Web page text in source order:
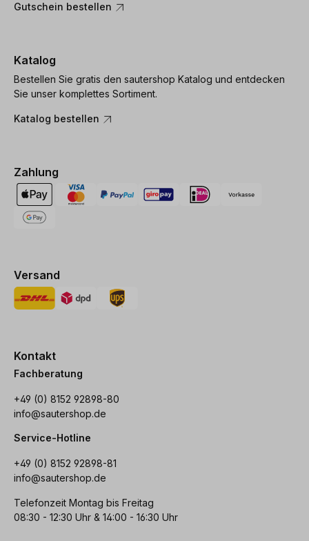
Gutschein bestellen
Katalog
Bestellen Sie gratis den sautershop Katalog und entdecken
Sie unser komplettes Sortiment.
Katalog bestellen
Zahlung
Versand
Kontakt
Fachberatung
+49 (0) 8152 92898-80
info@sautershop.de
Service-Hotline
+49 (0) 8152 92898-81
info@sautershop.de
Telefonzeit Montag bis Freitag
08:30 - 12:30 Uhr & 14:00 - 16:30 Uhr